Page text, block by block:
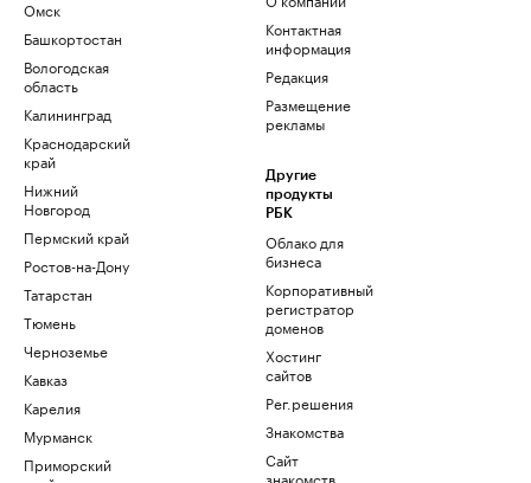
Омск
Башкортостан
Вологодская
область
Калининград
Краснодарский
край
Нижний
Новгород
Пермский край
Ростов-на-Дону
Татарстан
Тюмень
Черноземье
Кавказ
Карелия
Мурманск
Приморский
Контактная
информация
Редакция
Размещение
рекламы
Другие
продукты
РБК
Облако для
бизнеса
Корпоративный
регистратор
доменов
Хостинг
сайтов
Рег.решения
Знакомства
Сайт
знакомств